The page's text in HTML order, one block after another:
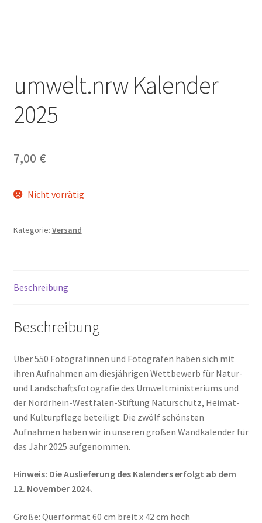
umwelt.nrw Kalender
2025
7,00 €
Nicht vorrätig
Kategorie: Versand
Beschreibung
Beschreibung
Über 550 Fotografinnen und Fotografen haben sich mit
ihren Aufnahmen am diesjährigen Wettbewerb für Natur-
und Landschaftsfotografie des Umweltministeriums und
der Nordrhein-Westfalen-Stiftung Naturschutz, Heimat-
und Kulturpflege beteiligt. Die zwölf schönsten
Aufnahmen haben wir in unseren großen Wandkalender für
das Jahr 2025 aufgenommen.
Hinweis: Die Auslieferung des Kalenders erfolgt ab dem
12. November 2024.
Größe: Querformat 60 cm breit x 42 cm hoch